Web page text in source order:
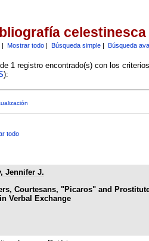
celestinesca
| Mostrar todo| Búsqueda simple| Búsqueda
1 registro encontrado(s) con los
):
todo
Jennifer J.
Courtesans, "Picaros" and
Verbal Exchange